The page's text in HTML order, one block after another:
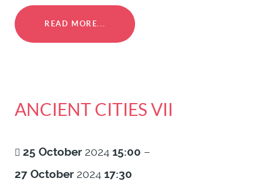
READ MORE...
ANCIENT CITIES VII
25 October 2024 15:00 –
27 October 2024 17:30